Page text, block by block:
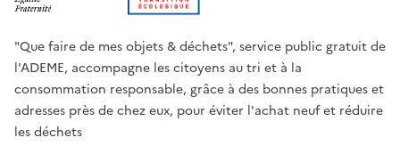
"Que faire de mes objets & déchets", service public gratuit de
l'ADEME, accompagne les citoyens au tri et à la
consommation responsable, grâce à des bonnes pratiques et
adresses près de chez eux, pour éviter l'achat neuf et réduire
les déchets